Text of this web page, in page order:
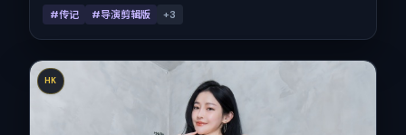
#传记 #导演剪辑版 +3
HK